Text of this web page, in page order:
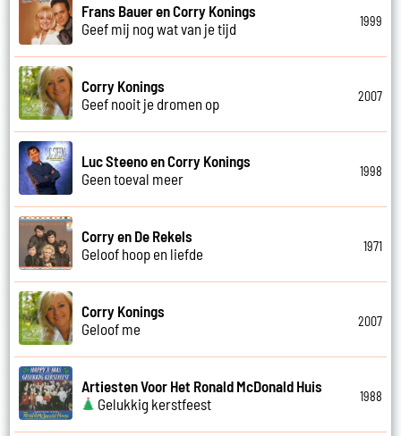
Frans Bauer en Corry Konings
Geef mij nog wat van je tijd
1999
Corry Konings
Geef nooit je dromen op
2007
Luc Steeno en Corry Konings
Geen toeval meer
1998
Corry en De Rekels
Geloof hoop en liefde
1971
Corry Konings
Geloof me
2007
Artiesten Voor Het Ronald McDonald Huis
Gelukkig kerstfeest
1988